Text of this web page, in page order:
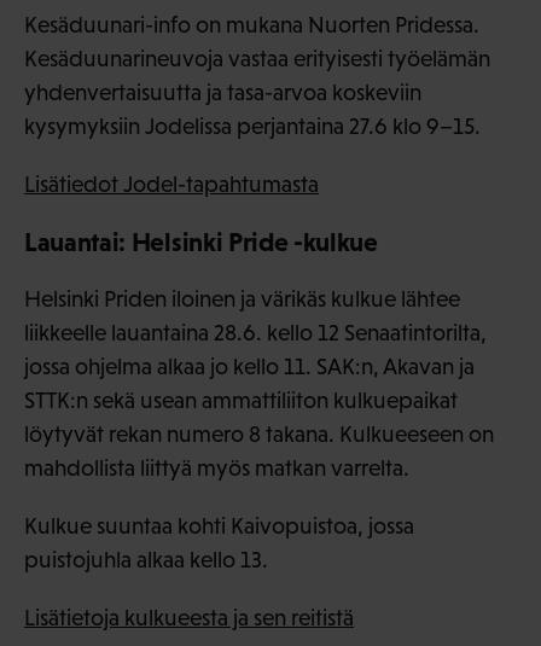
Kesäduunari-info on mukana Nuorten Pridessa.
Kesäduunarineuvoja vastaa erityisesti työelämän
yhdenvertaisuutta ja tasa-arvoa koskeviin
kysymyksiin Jodelissa perjantaina 27.6 klo 9–15.
Lisätiedot Jodel-tapahtumasta
Lauantai: Helsinki Pride -kulkue
Helsinki Priden iloinen ja värikäs kulkue lähtee
liikkeelle lauantaina 28.6. kello 12 Senaatintorilta,
jossa ohjelma alkaa jo kello 11. SAK:n, Akavan ja
STTK:n sekä usean ammattiliiton kulkuepaikat
löytyvät rekan numero 8 takana. Kulkueeseen on
mahdollista liittyä myös matkan varrelta.
Kulkue suuntaa kohti Kaivopuistoa, jossa
puistojuhla alkaa kello 13.
Lisätietoja kulkueesta ja sen reitistä